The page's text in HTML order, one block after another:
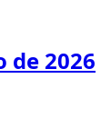
de 2026